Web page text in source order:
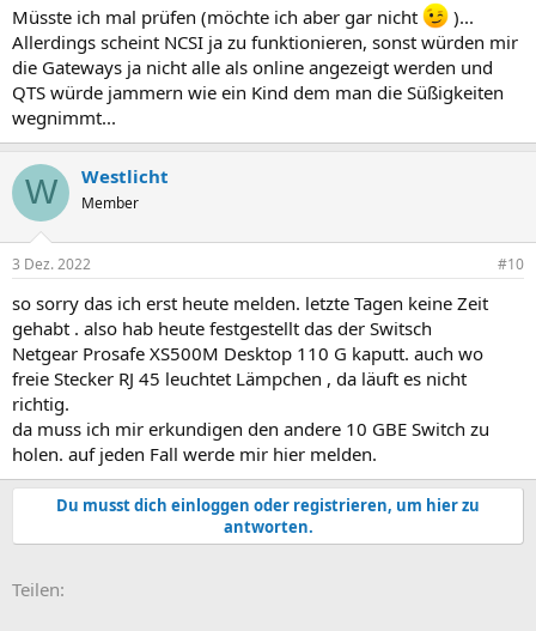
Müsste ich mal prüfen (möchte ich aber gar nicht
)...
Allerdings scheint NCSI ja zu funktionieren, sonst würden mir
die Gateways ja nicht alle als online angezeigt werden und
QTS würde jammern wie ein Kind dem man die Süßigkeiten
wegnimmt...
W Westlicht
Member
3 Dez. 2022 #10
so sorry das ich erst heute melden. letzte Tagen keine Zeit
gehabt . also hab heute festgestellt das der Switsch
Netgear Prosafe XS500M Desktop 110 G kaputt. auch wo
freie Stecker RJ 45 leuchtet Lämpchen , da läuft es nicht
richtig.
da muss ich mir erkundigen den andere 10 GBE Switch zu
holen. auf jeden Fall werde mir hier melden.
Du musst dich einloggen oder registrieren, um hier zu
antworten.
Teilen: